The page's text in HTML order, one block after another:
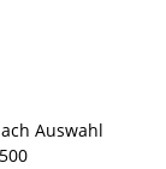
Auswahl